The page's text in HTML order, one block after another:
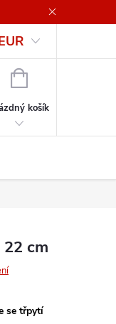
NÁKUPNÍ
košík
cm
se třpytí